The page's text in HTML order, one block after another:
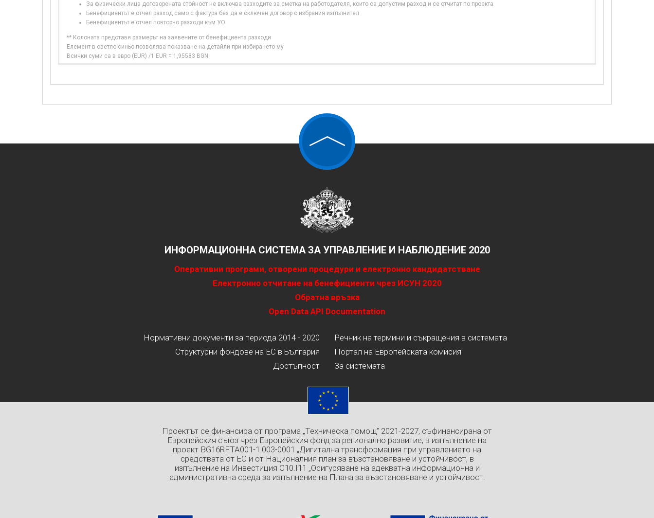
За физически лица договорената стойност не включва разходите за сметка на работодателя, които са допустим разход и се отчитат по проекта
Бенефициентът е отчел разход само с фактура без да е сключен договор с избрания изпълнител
Бенефициентът е отчел повторно разходи към УО
** Колоната представя размерът на заявените от бенефициента разходи
Елемент в светло синьо позволява показване на детайли при избирането му
Всички суми са в евро (EUR) /1 EUR = 1,95583 BGN
ИНФОРМАЦИОННА СИСТЕМА ЗА УПРАВЛЕНИЕ И НАБЛЮДЕНИЕ 2020
Оперативни програми, отворени процедури и електронно кандидатстване
Електронно отчитане на бенефициенти чрез ИСУН 2020
Обратна връзка
Open Data API Documentation
Нормативни документи за периода 2014 - 2020
Структурни фондове на ЕС в България
Достъпност
Речник на термини и съкращения в системата
Портал на Европейската комисия
За системата
Проектът се финансира от програма „Техническа помощ” 2021-2027, съфинансирана от
Европейския съюз чрез Европейския фонд за регионално развитие, в изпълнение на
проект BG16RFTA001-1.003-0001 „Дигитална трансформация при управлението на
средствата от ЕС и от Националния план за възстановяване и устойчивост, в
изпълнение на Инвестиция C10.I11 „Осигуряване на адекватна информационна и
административна среда за изпълнение на Плана за възстановяване и устойчивост.